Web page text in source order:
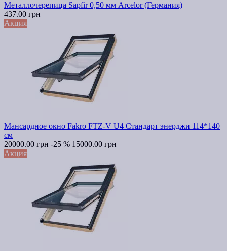
Металлочерепица Sapfir 0,50 мм Arcelor (Германия)
437.00 грн
Акция
Мансардное окно Fakro FTZ-V U4 Стандарт энерджи 114*140
см
20000.00 грн -25 % 15000.00 грн
Акция